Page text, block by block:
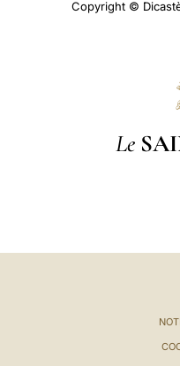
Copyright ©
Le